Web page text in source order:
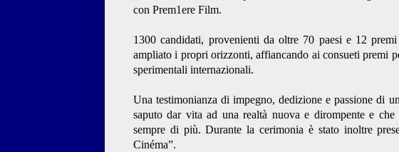
con Prem1ere Film.
1300 candidati, provenienti da oltre 70 paesi e 12
ampliato i propri orizzonti, affiancando ai consueti premi
sperimentali internazionali.
Una testimonianza di impegno, dedizione e passione di
saputo dar vita ad una realtà nuova e dirompente e
sempre di più. Durante la cerimonia è stato inoltre
Cinéma”.